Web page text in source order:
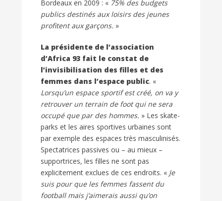
Bordeaux en 2009 : « 75% des budgets
publics destinés aux loisirs des jeunes
profitent aux garçons. »
La présidente de l’association
d’Africa 93 fait le constat de
l’invisibilisation des filles et des
femmes dans l’espace public. «
Lorsqu’un espace sportif est créé, on va y
retrouver un terrain de foot qui ne sera
occupé que par des hommes. » Les skate-
parks et les aires sportives urbaines sont
par exemple des espaces très masculinisés.
Spectatrices passives ou – au mieux –
supportrices, les filles ne sont pas
explicitement exclues de ces endroits. « Je
suis pour que les femmes fassent du
football mais j’aimerais aussi qu’on